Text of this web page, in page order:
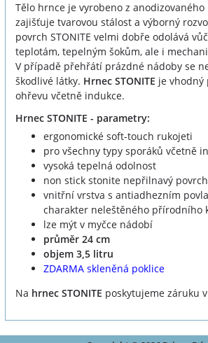
Tělo hrnce je vyrobeno z
zajišťuje tvarovou stálost a výborný
povrch STONITE velmi dobře odolává
teplotám, tepelným šokům, ale i
V případě přehřátí prázdné nádoby se
škodlivé látky. Hrnec STONITE je vhodný
ohřevu včetně indukce.
Hrnec STONITE - parametry:
ergonomické soft-touch rukojeti
pro všechny typy sporáků včetně
vysoká tepelná odolnost
non stick stonite nepřilnavý povrch
vnitřní vrstva s antiadhezním
charakter neleštěného přírodního
lze mýt v myčce nádobí
průměr 24 cm
objem 3,5 litru
ZDARMA skleněná poklice
Na hrnec STONITE poskytujeme záruku